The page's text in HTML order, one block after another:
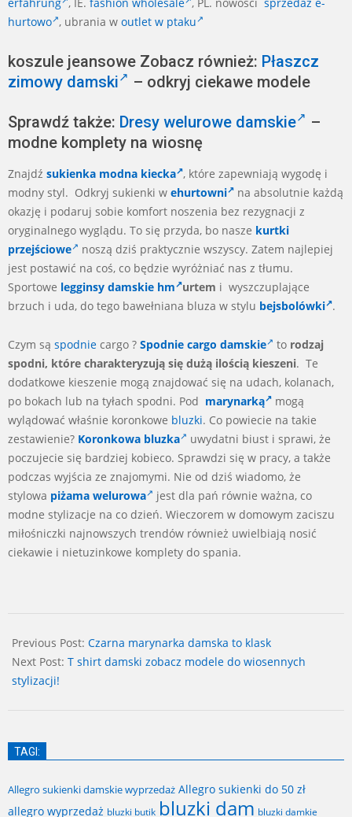
hurtowo , ubrania w outlet w ptaku
koszule jeansowe Zobacz również: Płaszcz
zimowy damski
– odkryj ciekawe modele
Sprawdź także: Dresy welurowe damskie
–
modne komplety na wiosnę
Znajdź sukienka modna kiecka , które zapewniają wygodę i
modny styl. Odkryj sukienki w ehurtowni
na absolutnie każdą
okazję i podaruj sobie komfort noszenia bez rezygnacji z
oryginalnego wyglądu. To się przyda, bo nasze kurtki
przejściowe
noszą dziś praktycznie wszyscy. Zatem najlepiej
jest postawić na coś, co będzie wyróżniać nas z tłumu.
Sportowe legginsy damskie hm urtem i wyszczuplające
brzuch i uda, do tego bawełniana bluza w stylu bejsbolówki .
Czym są spodnie cargo ? Spodnie cargo damskie to rodzaj
spodni, które charakteryzują się dużą ilością kieszeni. Te
dodatkowe kieszenie mogą znajdować się na udach, kolanach,
po bokach lub na tyłach spodni. Pod marynarką
mogą
wylądować właśnie koronkowe bluzki. Co powiecie na takie
zestawienie? Koronkowa bluzka
uwydatni biust i sprawi, że
poczujecie się bardziej kobieco. Sprawdzi się w pracy, a także
podczas wyjścia ze znajomymi. Nie od dziś wiadomo, że
stylowa piżama welurowa
jest dla pań równie ważna, co
modne stylizacje na co dzień. Wieczorem w domowym zaciszu
miłośniczki najnowszych trendów również uwielbiają nosić
ciekawie i nietuzinkowe komplety do spania.
03-
11
Previous Post: Czarna marynarka damska to klask
Next Post: T shirt damski zobacz modele do wiosennych
stylizacji!
TAGI:
Allegro sukienki damskie wyprzedaż Allegro sukienki do 50 zł
allegro wyprzedaż bluzki butik bluzki dam bluzki damkie